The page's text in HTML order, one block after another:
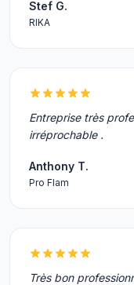
Stef G.
RIKA
Entreprise très
irréprochable .
Anthony T.
Pro Flam
Très bon